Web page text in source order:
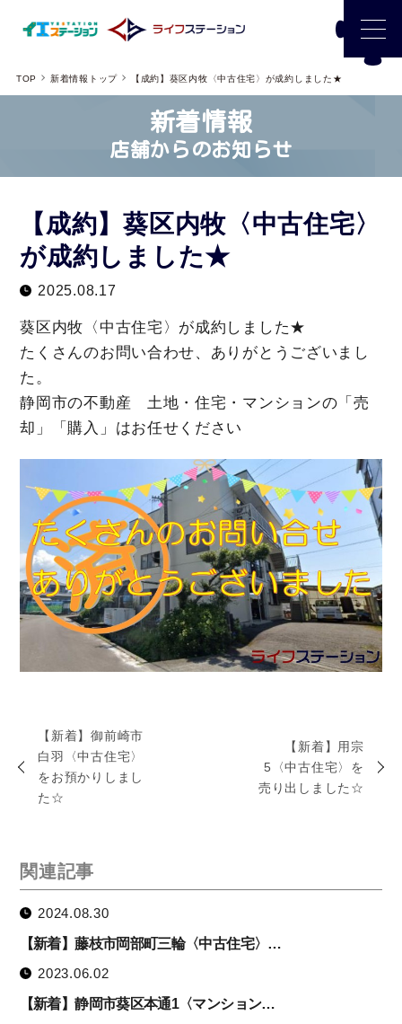
TOP 新着情報トップ 【成約】葵区内牧〈中古住宅〉が成約しました★
新着情報
店舗からのお知らせ
【成約】葵区内牧〈中古住宅〉
が成約しました★
2025.08.17
葵区内牧〈中古住宅〉が成約しました★
たくさんのお問い合わせ、ありがとうございまし
た。
静岡市の不動産 土地・住宅・マンションの「売
却」「購入」はお任せください
【新着】御前崎市
白羽〈中古住宅〉
をお預かりしまし
た☆
【新着】用宗
5〈中古住宅〉を
売り出しました☆
関連記事
2024.08.30
【新着】藤枝市岡部町三輪〈中古住宅〉…
2023.06.02
【新着】静岡市葵区本通1〈マンション…